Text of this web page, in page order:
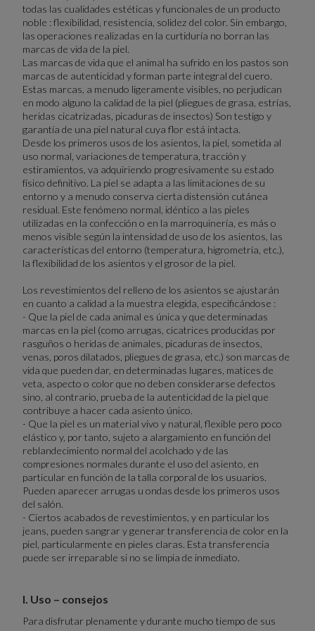
todas las cualidades estéticas y funcionales de un producto
noble : flexibilidad, resistencia, solidez del color. Sin embargo,
las operaciones realizadas en la curtiduría no borran las
marcas de vida de la piel.
Las marcas de vida que el animal ha sufrido en los pastos son
marcas de autenticidad y forman parte integral del cuero.
Estas marcas, a menudo ligeramente visibles, no perjudican
en modo alguno la calidad de la piel (pliegues de grasa, estrías,
heridas cicatrizadas, picaduras de insectos) Son testigo y
garantía de una piel natural cuya flor está intacta.
Desde los primeros usos de los asientos, la piel, sometida al
uso normal, variaciones de temperatura, tracción y
estiramientos, va adquiriendo progresivamente su estado
físico definitivo. La piel se adapta a las limitaciones de su
entorno y a menudo conserva cierta distensión cutánea
residual. Este fenómeno normal, idéntico a las pieles
utilizadas en la confección o en la marroquinería, es más o
menos visible según la intensidad de uso de los asientos, las
características del entorno (temperatura, higrometría, etc.),
la flexibilidad de los asientos y el grosor de la piel.
Los revestimientos del relleno de los asientos se ajustarán
en cuanto a calidad a la muestra elegida, especificándose :
- Que la piel de cada animal es única y que determinadas
marcas en la piel (como arrugas, cicatrices producidas por
rasguños o heridas de animales, picaduras de insectos,
venas, poros dilatados, pliegues de grasa, etc.) son marcas de
vida que pueden dar, en determinadas lugares, matices de
veta, aspecto o color que no deben considerarse defectos
sino, al contrario, prueba de la autenticidad de la piel que
contribuye a hacer cada asiento único.
- Que la piel es un material vivo y natural, flexible pero poco
elástico y, por tanto, sujeto a alargamiento en función del
reblandecimiento normal del acolchado y de las
compresiones normales durante el uso del asiento, en
particular en función de la talla corporal de los usuarios.
Pueden aparecer arrugas u ondas desde los primeros usos
del salón.
- Ciertos acabados de revestimientos, y en particular los
jeans, pueden sangrar y generar transferencia de color en la
piel, particularmente en pieles claras. Esta transferencia
puede ser irreparable si no se limpia de inmediato.
I. Uso – consejos
Para disfrutar plenamente y durante mucho tiempo de sus